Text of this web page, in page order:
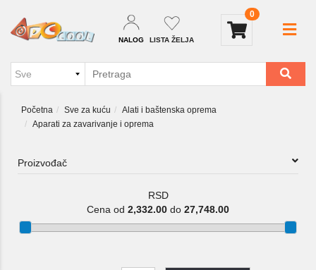
NALOG LISTA ŽELJA
0
Početna Sve za kuću
Alati i baštenska oprema
Aparati za zavarivanje i oprema
Proizvođač
RSD
Cena od 2,332.00 do 27,748.00